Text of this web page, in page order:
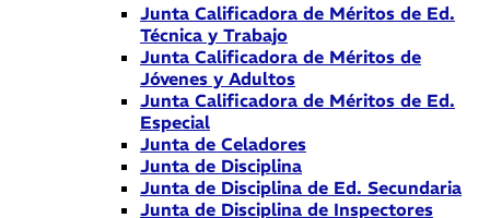
Junta Calificadora de Méritos de Ed.
Técnica y Trabajo
Junta Calificadora de Méritos de
Jóvenes y Adultos
Junta Calificadora de Méritos de Ed.
Especial
Junta de Celadores
Junta de Disciplina
Junta de Disciplina de Ed. Secundaria
Junta de Disciplina de Inspectores